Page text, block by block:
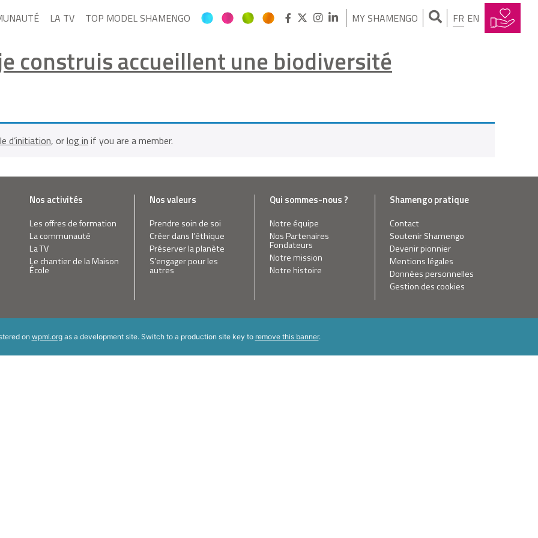
LA TV TOP MODEL SHAMENGO MY SHAMENGO FR EN
construis accueillent une biodiversité
d’initiation, orlog in if you are a member.
Nos activités
Les offres de formation
La communauté
La TV
Le chantier de la Maison
École
Nos valeurs
Prendre soin de soi
Créer dans l’éthique
Préserver la planète
S’engager pour les
autres
Qui sommes-nous ?
Notre équipe
Nos Partenaires
Fondateurs
Notre mission
Notre histoire
Shamengo pratique
Contact
Soutenir Shamengo
Devenir pionnier
Mentions légales
Données personnelles
Gestion des cookies
on wpml.orgas a development site. Switch to a production site key to remove this banner.